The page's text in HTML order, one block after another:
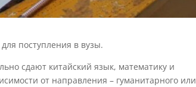
поступления в вузы.
сдают китайский язык, математику и
от направления – гуманитарного или